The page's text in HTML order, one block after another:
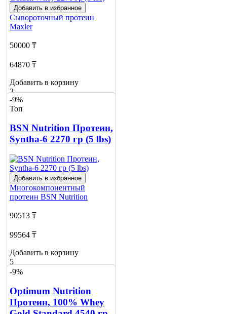
Добавить в избранное
Сывороточный протеин
Maxler
50000 ₸
64870 ₸
Добавить в корзину
2
-9%
Топ
BSN Nutrition Протеин,
Syntha-6 2270 гр (5 lbs)
Добавить в избранное
Многокомпонентный
протеин BSN Nutrition
90513 ₸
99564 ₸
Добавить в корзину
5
-9%
Optimum Nutrition
Протеин, 100% Whey